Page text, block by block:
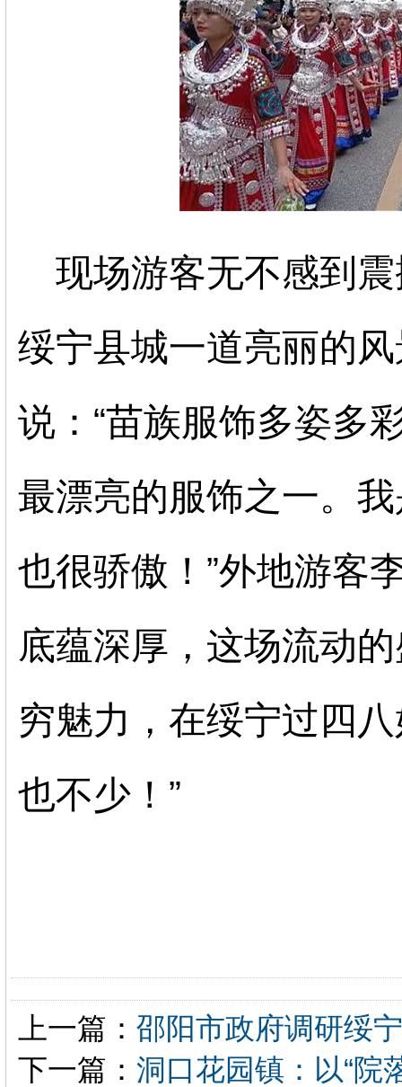
现场游客无不感到
绥宁县城一道亮丽的
说： “苗族服饰多姿多
最漂亮的服饰之一。
也很骄傲！”外地游客
底蕴深厚，这场流动
穷魅力，在绥宁过四
也不少！”
上一篇： 邵阳市政府调研绥
下一篇： 洞口花园镇：以“院